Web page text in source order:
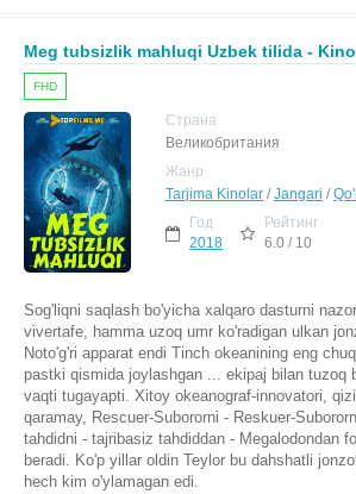
Meg tubsizlik mahluqi Uzbek tilida - Kino
FHD
Страна
Великобритания
Жанр
Tarjima Kinolar /Jangari /
Год
2018
Рейтинг
6.0 / 10
Sog'liqni saqlash bo'yicha xalqaro dasturni
vivertafe, hamma uzoq umr ko'radigan ulkan
Noto'g'ri apparat endi Tinch okeanining eng
pastki qismida joylashgan ... ekipaj bilan tuzoq
vaqti tugayapti. Xitoy okeanograf-innovatori,
qaramay, Rescuer-Subororni - Reskuer-
tahdidni - tajribasiz tahdiddan - Megalodondan
beradi. Ko'p yillar oldin Teylor bu dahshatli
hech kim o'ylamagan edi.